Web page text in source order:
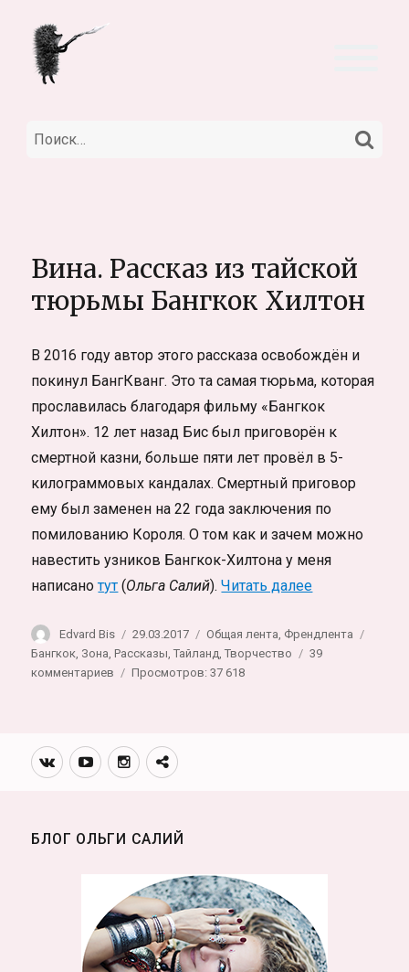
Искать:
Вина. Рассказ из тайской
тюрьмы Бангкок Хилтон
В 2016 году автор этого рассказа освобождён и
покинул БангКванг. Это та самая тюрьма, которая
прославилась благодаря фильму «Бангкок
Хилтон». 12 лет назад Бис был приговорён к
смертной казни, больше пяти лет провёл в 5-
килограммовых кандалах. Смертный приговор
ему был заменен на 22 года заключения по
помилованию Короля. О том как и зачем можно
навестить узников Бангкок-Хилтона у меня
написанотут (Ольга Салий).Читать далее«Вина.
Автор
Edvard Bis Опубликовано
29.03.2017 Рубрики
Общая лента Френдлента
Бангкок Зона ,Рассказы ,Тайланд ,Творчество
39
комментариев
из
тайской
Просмотров: 37 618
Вконтакте
YoutubeИнстаграмм
Телеграм
БЛОГ ОЛЬГИ САЛИЙ